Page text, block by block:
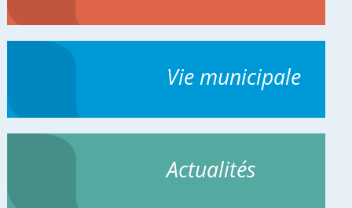
Vie municipale
Actualités